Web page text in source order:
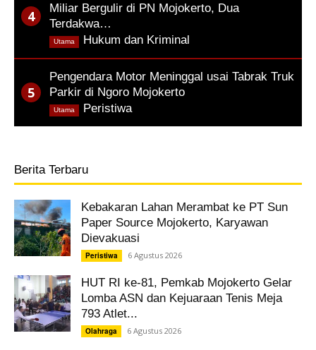
Miliar Bergulir di PN Mojokerto, Dua
Terdakwa…
Hukum dan Kriminal
Utama
Pengendara Motor Meninggal usai Tabrak Truk
Parkir di Ngoro Mojokerto
Peristiwa
Utama
Berita Terbaru
Kebakaran Lahan Merambat ke PT Sun
Paper Source Mojokerto, Karyawan
Dievakuasi
Peristiwa 6 Agustus 2026
HUT RI ke-81, Pemkab Mojokerto Gelar
Lomba ASN dan Kejuaraan Tenis Meja
793 Atlet...
Olahraga 6 Agustus 2026